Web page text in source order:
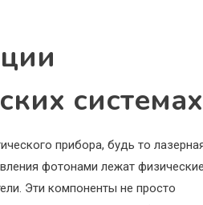
системах
прибора, будь то
фотонами лежат
Эти компоненты не просто